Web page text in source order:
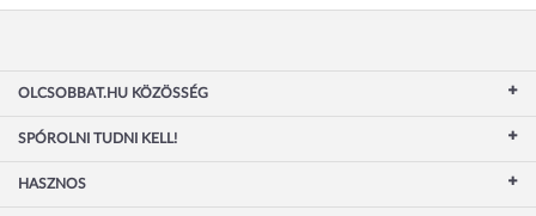
OLCSOBBAT.HU KÖZÖSSÉG
SPÓROLNI TUDNI KELL!
HASZNOS